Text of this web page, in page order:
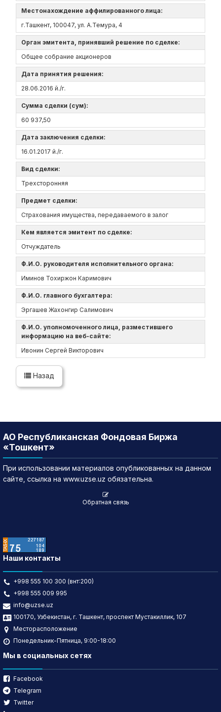
Местонахождение аффилированного лица:
г.Ташкент, 100047, ул. А.Темура, 4
Орган эмитента, принявший решение по сделке:
Общее собрание акционеров
Дата принятия решения:
28.06.2016 й./г.
Сумма сделки (сум):
60 937,50
Дата заключения сделки:
16.01.2017 й./г.
Вид сделки:
Трехсторонняя
Предмет сделки:
Страхования имущества, передаваемого в залог
Кем является эмитент по сделке:
Отчуждатель
Ф.И.О. руководителя исполнительного органа:
Иминов Тохиржон Каримович
Ф.И.О. главного бухгалтера:
Эргашев Жахонгир Салимович
Ф.И.О. уполномоченного лица, разместившего
информацию на веб-сайте:
Ивонин Сергей Викторович
Назад
АО Республиканская Фондовая Биржа
«Тошкент»
При использовании материалов опубликованных на данном
сайте, ссылка на www.uzse.uz обязательна.
Обратная связь
Наши контакты
+998 555 100 300 (внт:200)
+998 555 009 995
info@uzse.uz
100170, Узбекистан, г. Ташкент, проспект Мустакиллик, 107
Месторасположение
Понедельник-Пятница, 9:00-18:00
Мы в социальных сетях
Facebook
Telegram
Twitter